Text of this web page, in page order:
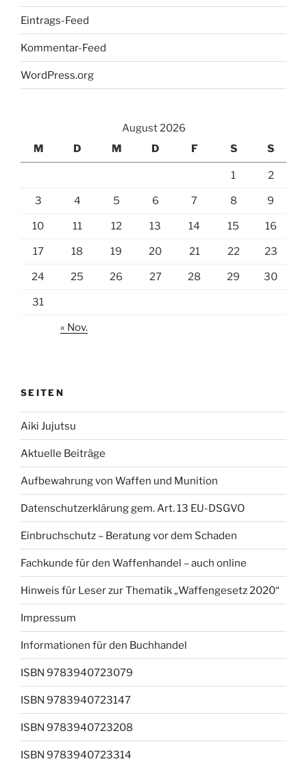
Eintrags-Feed
Kommentar-Feed
WordPress.org
August 2026
M
D M D F S S
1 2
3 4 5 6 7 8 9
10 11 12 13 14 15 16
17 18 19 20 21 22 23
24 25 26 27 28 29 30
31
« Nov.
SEITEN
Aiki Jujutsu
Aktuelle Beiträge
Aufbewahrung von Waffen und Munition
Datenschutzerklärung gem. Art. 13 EU-DSGVO
Einbruchschutz – Beratung vor dem Schaden
Fachkunde für den Waffenhandel – auch online
Hinweis für Leser zur Thematik „Waffengesetz 2020“
Impressum
Informationen für den Buchhandel
ISBN 9783940723079
ISBN 9783940723147
ISBN 9783940723208
ISBN 9783940723314